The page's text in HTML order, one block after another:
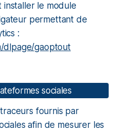
installer le module
permettant de
:
dlpage/gaoptout
sociales
fournis par
afin de mesurer les